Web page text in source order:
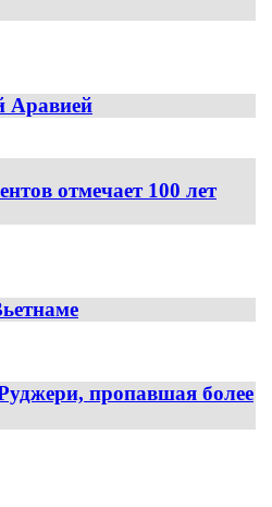
Аравией
отмечает 100 лет
пропавшая более